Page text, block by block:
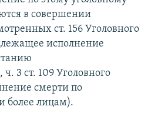
в совершении
ст. 156 Уголовного
исполнение
3 ст. 109 Уголовного
смерти по
более лицам).